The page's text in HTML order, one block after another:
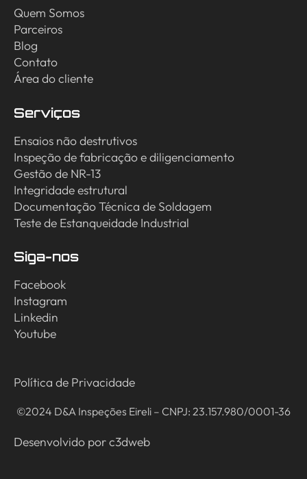
Quem Somos
Parceiros
Blog
Contato
Área do cliente
Serviços
Ensaios não destrutivos
Inspeção de fabricação e diligenciamento
Gestão de NR-13
Integridade estrutural
Documentação Técnica de Soldagem
Teste de Estanqueidade Industrial
Siga-nos
Facebook
Instagram
Linkedin
Youtube
Política de Privacidade
©2024 D&A Inspeções Eireli – CNPJ: 23.157.980/0001-36
Desenvolvido porc3dweb